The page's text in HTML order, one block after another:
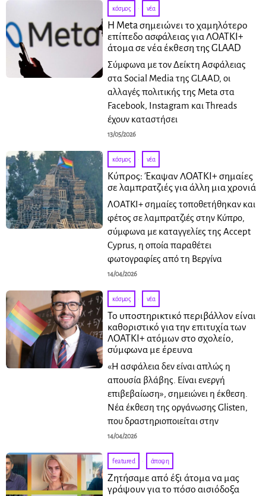
κόσμος · νέα
Η Meta σημειώνει το χαμηλότερο
επίπεδο ασφάλειας για ΛΟΑΤΚΙ+
άτομα σε νέα έκθεση της GLAAD
Σύμφωνα με τον Δείκτη Ασφάλειας
στα Social Media της GLAAD, οι
αλλαγές πολιτικής της Meta στα
Facebook, Instagram και Threads
έχουν καταστήσει
13/05/2026
κόσμος · νέα
Κύπρος: Έκαψαν ΛΟΑΤΚΙ+ σημαίες
σε λαμπρατζιές για άλλη μια χρονιά
ΛΟΑΤΚΙ+ σημαίες τοποθετήθηκαν και
φέτος σε λαμπρατζιές στην Κύπρο,
σύμφωνα με καταγγελίες της Accept
Cyprus, η οποία παραθέτει
φωτογραφίες από τη Βεργίνα
14/04/2026
κόσμος · νέα
Το υποστηρικτικό περιβάλλον είναι
καθοριστικό για την επιτυχία των
ΛΟΑΤΚΙ+ ατόμων στο σχολείο,
σύμφωνα με έρευνα
«Η ασφάλεια δεν είναι απλώς η
απουσία βλάβης. Είναι ενεργή
επιβεβαίωση», σημειώνει η έκθεση.
Νέα έκθεση της οργάνωσης Glisten,
που δραστηριοποιείται στην
14/04/2026
featured · άποψη
Ζητήσαμε από έξι άτομα να μας
γράψουν για το πόσο αισιόδοξα